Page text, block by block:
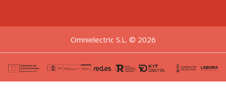
Omnielectric S.L. © 2026